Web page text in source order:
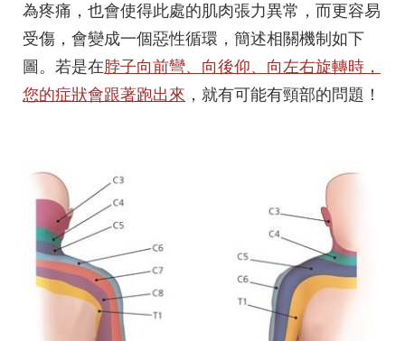
為疼痛，也會使得此處的肌肉張力異常，而更容易
受傷，會變成一個惡性循環，簡述相關機制如下
圖。若是在脖子向前彎、向後仰、向左右旋轉時，
您的症狀會跟著跑出來 ，就有可能有頸部的問題！